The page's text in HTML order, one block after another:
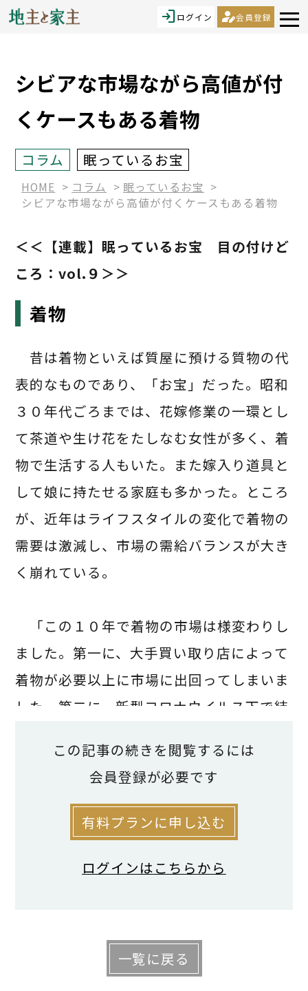
loginログイン person_edit会員登録
シビアな市場ながら高値が付
くケースもある着物
コラム 眠っているお宝
HOME コラム
眠っているお宝
シビアな市場ながら高値が付くケースもある着物
＜＜【連載】眠っているお宝 目の付けど
ころ：vol.９＞＞
着物
昔は着物といえば質屋に預ける質物の代
表的なものであり、「お宝」だった。昭和
３０年代ごろまでは、花嫁修業の一環とし
て茶道や生け花をたしなむ女性が多く、着
物で生活する人もいた。また嫁入り道具と
して娘に持たせる家庭も多かった。ところ
が、近年はライフスタイルの変化で着物の
需要は激減し、市場の需給バランスが大き
く崩れている。
「この１０年で着物の市場は様変わりし
ました。第一に、大手買い取り店によって
着物が必要以上に市場に出回ってしまいま
した。第二に、新型コロナウイルス下で結
なくなったことも値段が一気に下がった要
因です」と語るのは、呉服店「呉服石井」
と和装古物市場（オークション）の「向島
呉服会」を運営する、向島石井（東京都墨
田区）の石井将晴代表だ。
段が付きにくい要因がある。まず、サイズ
の問題だ。昔の人は小柄なため、現代女性
この記事の続きを閲覧するには
会員登録が必要です
有料プランに申し込む
ログインはこちらから
一覧に戻る